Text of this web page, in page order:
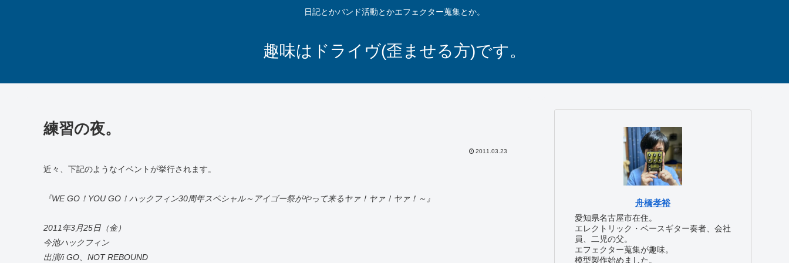
日記とかバンド活動とかエフェクター蒐集とか。
趣味はドライヴ(歪ませる方)です。
練習の夜。
2011.03.23
近々、下記のようなイベントが挙行されます。
『WE GO！YOU GO！ハックフィン30周年スペシャル～アイゴー祭がやって来るヤァ！ヤァ！ヤァ！～』
2011年3月25日（金）
今池ハックフィン
出演/i GO、NOT REBOUND
舟橋孝裕
愛知県名古屋市在住。
エレクトリック・ベースギター奏者、会社
員、二児の父。
エフェクター蒐集が趣味。
模型製作始めました。